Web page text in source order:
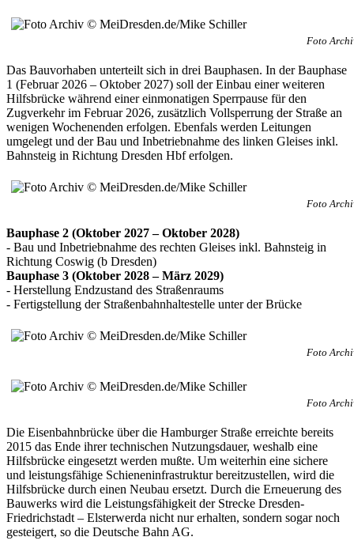
Foto
Das Bauvorhaben unterteilt sich in drei Bauphasen. In der Bauphase
1 (Februar 2026 – Oktober 2027) soll der Einbau einer weiteren
Hilfsbrücke während einer einmonatigen Sperrpause für den
Zugverkehr im Februar 2026, zusätzlich Vollsperrung der Straße an
wenigen Wochenenden erfolgen. Ebenfals werden Leitungen
umgelegt und der Bau und Inbetriebnahme des linken Gleises inkl.
Bahnsteig in Richtung Dresden Hbf erfolgen.
Foto
Bauphase 2 (Oktober 2027 – Oktober 2028)
- Bau und Inbetriebnahme des rechten Gleises inkl. Bahnsteig in
Richtung Coswig (b Dresden)
Bauphase 3 (Oktober 2028 – März 2029)
- Herstellung Endzustand des Straßenraums
- Fertigstellung der Straßenbahnhaltestelle unter der Brücke
Foto
Foto
Die Eisenbahnbrücke über die Hamburger Straße erreichte bereits
2015 das Ende ihrer technischen Nutzungsdauer, weshalb eine
Hilfsbrücke eingesetzt werden mußte. Um weiterhin eine sichere
und leistungsfähige Schieneninfrastruktur bereitzustellen, wird die
Hilfsbrücke durch einen Neubau ersetzt. Durch die Erneuerung des
Bauwerks wird die Leistungsfähigkeit der Strecke Dresden-
Friedrichstadt – Elsterwerda nicht nur erhalten, sondern sogar noch
gesteigert, so die Deutsche Bahn AG.